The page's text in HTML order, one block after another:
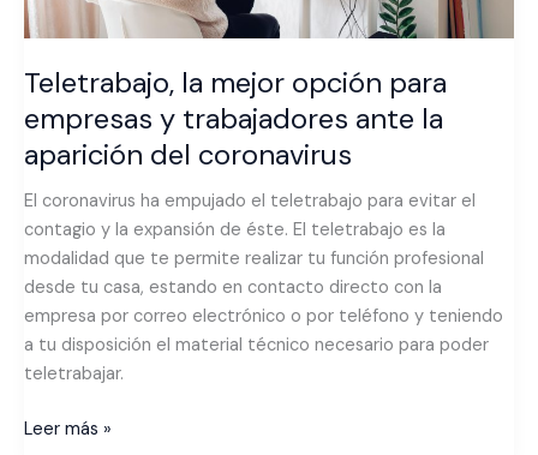
Teletrabajo, la mejor opción para
empresas y trabajadores ante la
aparición del coronavirus
El coronavirus ha empujado el teletrabajo para evitar el
contagio y la expansión de éste. El teletrabajo es la
modalidad que te permite realizar tu función profesional
desde tu casa, estando en contacto directo con la
empresa por correo electrónico o por teléfono y teniendo
a tu disposición el material técnico necesario para poder
teletrabajar.
aparición
del
coronavirus
Leer más »